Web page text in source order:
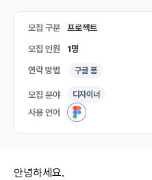
모집 구분 프로젝트
모집 인원 1명
연락 방법 구글 폼
모집 분야 디자이너
사용 언어
안녕하세요.